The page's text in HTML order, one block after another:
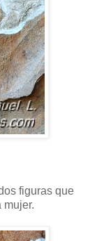
figuras que
mujer.